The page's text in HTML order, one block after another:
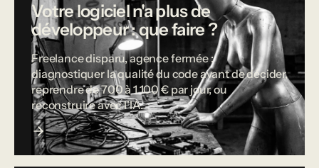
Votre logiciel n'a plus de
développeur : que faire ?
Freelance disparu, agence fermée :
diagnostiquer la qualité du code avant de décider,
reprendre de 700 à 1 100 € par jour, ou
reconstruire avec l'IA.